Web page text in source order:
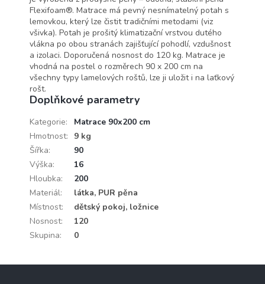
Flexifoam®. Matrace má pevný nesnímatelný potah s
lemovkou, který lze čistit tradičními metodami (viz
všivka). Potah je prošitý klimatizační vrstvou dutého
vlákna po obou stranách zajišťující pohodlí, vzdušnost
a izolaci. Doporučená nosnost do 120 kg. Matrace je
vhodná na postel o rozměrech 90 x 200 cm na
všechny typy lamelových roštů, lze ji uložit i na laťkový
rošt.
Doplňkové parametry
Kategorie:
Matrace 90x200 cm
Hmotnost:
9 kg
Šířka:
90
Výška:
16
Hloubka:
200
Materiál:
látka, PUR pěna
Místnost:
dětský pokoj, ložnice
Nosnost:
120
Skupina: 0